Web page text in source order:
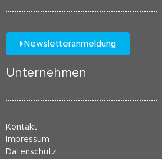
Newsletteranmeldung
Unternehmen
Kontakt
Impressum
Datenschutz